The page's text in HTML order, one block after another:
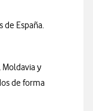
de España.
Moldavia y
de forma